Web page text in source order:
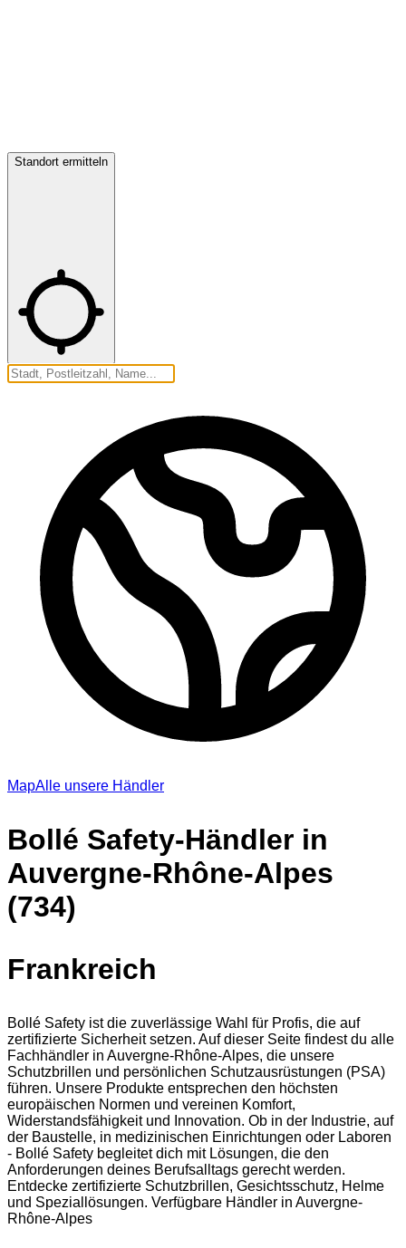
Standort ermitteln
MapAlle unsere Händler
Bollé Safety-Händler in
Auvergne-Rhône-Alpes
(734)
Frankreich
Bollé Safety ist die zuverlässige Wahl für Profis, die auf
zertifizierte Sicherheit setzen. Auf dieser Seite findest du alle
Fachhändler in Auvergne-Rhône-Alpes, die unsere
Schutzbrillen und persönlichen Schutzausrüstungen (PSA)
führen. Unsere Produkte entsprechen den höchsten
europäischen Normen und vereinen Komfort,
Widerstandsfähigkeit und Innovation. Ob in der Industrie, auf
der Baustelle, in medizinischen Einrichtungen oder Laboren
- Bollé Safety begleitet dich mit Lösungen, die den
Anforderungen deines Berufsalltags gerecht werden.
Entdecke zertifizierte Schutzbrillen, Gesichtsschutz, Helme
und Speziallösungen. Verfügbare Händler in Auvergne-
Rhône-Alpes